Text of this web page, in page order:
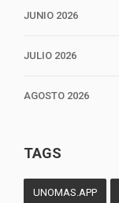
JUNIO 2026
JULIO 2026
AGOSTO 2026
TAGS
UNOMAS.APP